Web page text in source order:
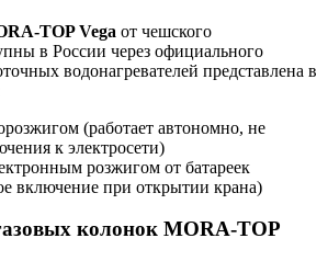
TOP Vega от чешского
в России через официального
водонагревателей представлена в
(работает автономно, не
к электросети)
розжигом от батареек
включение при открытии крана)
колонок MORA-TOP